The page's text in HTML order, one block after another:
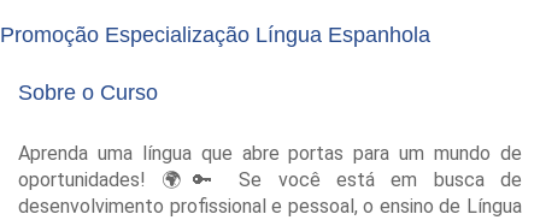
Promoção Especialização Língua Espanhola
Sobre o Curso
Aprenda uma língua que abre portas para um mundo de
oportunidades! 🌍🔑 Se você está em busca de
desenvolvimento profissional e pessoal, o ensino de Língua